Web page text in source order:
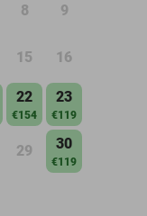
8 9
15 16
22
€154
23
€119
29 30
€119